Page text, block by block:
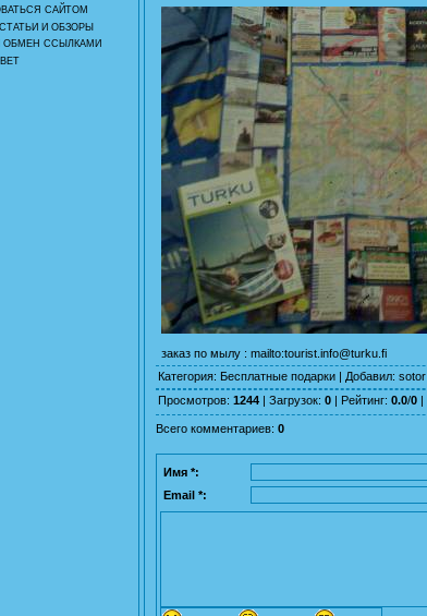
САЙТОМ
И ОБЗОРЫ
ОБМЕН ССЫЛКАМИ
заказ по мылу : mailto:tourist.info@turku.fi
Категория: Бесплатные подарки | Добавил: sotor
Просмотров: 1244 | Загрузок: 0 | Рейтинг: 0.0/0 |
Всего комментариев: 0
Имя *:
Email *: